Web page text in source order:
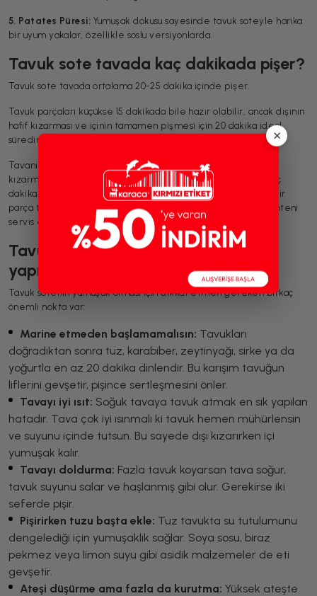
5. Patates Püresi: Yumuşak dokusu sayesinde tavuk soteyle harika
bir uyum yakalar, özellikle soslu versiyonlarda.
Tavuk sote tavada kaç dakikada pişer?
Tavuk sote tavada ortalama 20-25 dakika içinde pişer.
Tavuk parçaları küçükse 15 dakikada bile hazır olabilir, ancak dışının
hafif kızarması ve içinin tamamen pişmesi için 20 dakika ideal
süredir.
Tavanın altı yüksek ateşte olmalı, tavuklar suyunu salmadan
kızarmalı. Eğer tavuk fazla su bırakırsa ısıyı biraz artırıp birkaç
dakika daha soteleyebilirsin. Pişip pişmediğini anlamak için bir
parça tavuğu kes; içi beyazsa ve pembe kalmamışsa tavuk soteni
servis edebilirsin.
Tavuk sote yumuşak olması için ne
yapmalı?
Tavuk sotenin yumuşak olması için dikkat etmen gereken birkaç
önemli nokta var:
Marine etmeden başlamamalısın: Tavukları
doğradıktan sonra tuz, karabiber, zeytinyağı, sirke ya da
yoğurtla en az 20 dakika dinlendir. Bu karışım tavuğun
liflerini gevşetir, pişince sertleşmesini önler.
Tavayı iyi ısıt: Soğuk tavaya tavuk atmak en sık yapılan
hatadır. Tava çok iyi ısınmalı ki tavuk hemen mühürlensin
ve suyunu içinde tutsun. Bu sayede dışı kızarırken içi
yumuşak kalır.
Tavayı doldurma: Fazla tavuk koyarsan tava soğur,
tavuk suyunu salar ve haşlanmış gibi olur. Gerekirse iki
seferde pişir.
Pişirirken tuzu başta ekle: Tuz tavukta su tutulumunu
dengelediği için yumuşaklık sağlar. Soya sosu, biraz
pekmez veya limon suyu gibi asidik malzemeler de eti
gevşetir.
Ateşi düşürme ama fazla da kurutma: Yüksek ateşte
×